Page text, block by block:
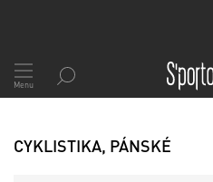
Přejít
na
obsah
Menu
CYKLISTIKA, PÁNSKÉ